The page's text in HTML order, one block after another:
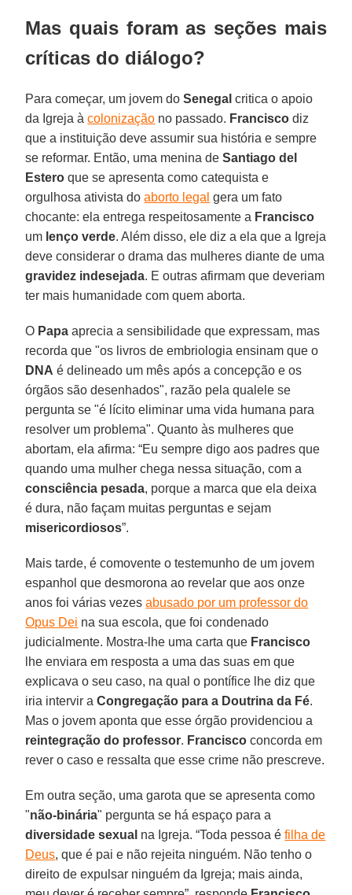
Mas quais foram as seções mais
críticas do diálogo?
Para começar, um jovem doSenegal critica o apoio
da Igreja àcolonização no passado. Francisco diz
que a instituição deve assumir sua história e sempre
se reformar. Então, uma menina deSantiago del
Estero que se apresenta como catequista e
orgulhosa ativista doaborto legal gera um fato
chocante: ela entrega respeitosamente a Francisco
um lenço verde. Além disso, ele diz a ela que a Igreja
deve considerar o drama das mulheres diante de uma
gravidez indesejada. E outras afirmam que deveriam
ter mais humanidade com quem aborta.
O Papa aprecia a sensibilidade que expressam, mas
recorda que "os livros de embriologia ensinam que o
DNA é delineado um mês após a concepção e os
órgãos são desenhados", razão pela qualele se
pergunta se "é lícito eliminar uma vida humana para
resolver um problema". Quanto às mulheres que
abortam, ela afirma: “Eu sempre digo aos padres que
quando uma mulher chega nessa situação, com a
consciência pesada, porque a marca que ela deixa
é dura, não façam muitas perguntas e sejam
misericordiosos”.
Mais tarde, é comovente o testemunho de um jovem
espanhol que desmorona ao revelar que aos onze
anos foi várias vezesabusado por um professor do
Opus Dei na sua escola, que foi condenado
judicialmente. Mostra-lhe uma carta que Francisco
lhe enviara em resposta a uma das suas em que
explicava o seu caso, na qual o pontífice lhe diz que
iria intervir aCongregação para a Doutrina da Fé.
Mas o jovem aponta que esse órgão providenciou a
reintegração do professor. Francisco concorda em
rever o caso e ressalta que esse crime não prescreve.
Em outra seção, uma garota que se apresenta como
"não-binária" pergunta se há espaço para a
diversidade sexual na Igreja. “Toda pessoa éfilha de
Deus, que é pai e não rejeita ninguém. Não tenho o
direito de expulsar ninguém da Igreja; mais ainda,